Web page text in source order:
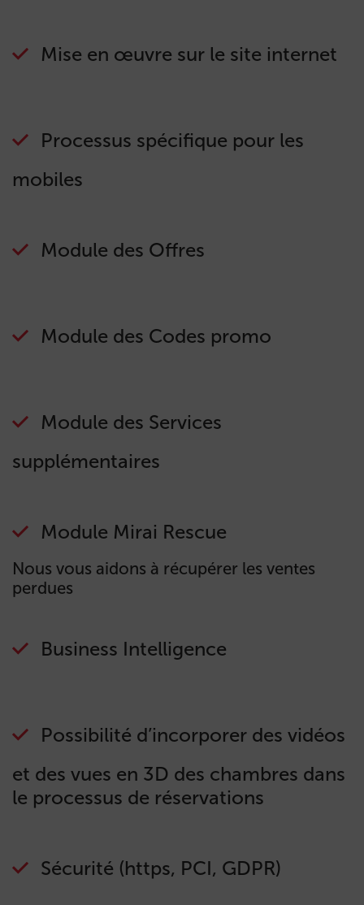
Mise en œuvre sur le site internet
Processus spécifique pour les
mobiles
Module des Offres
Module des Codes promo
Module des Services
supplémentaires
Module Mirai Rescue
Nous vous aidons à récupérer les ventes
perdues
Business Intelligence
Possibilité d’incorporer des vidéos
et des vues en 3D des chambres dans
le processus de réservations
Sécurité (https, PCI, GDPR)